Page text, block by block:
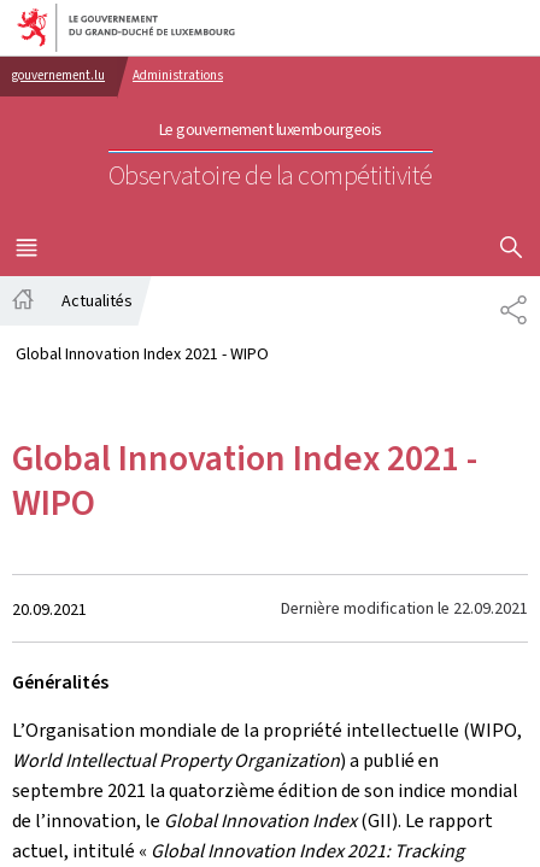
Aller au menu principal
Aller au contenu
gouvernement.lu Administrations
Le gouvernement luxembourgeois
Observatoire de la compétitivité
MENU
PRINCIPAL
Actualités
Global Innovation Index 2021 - WIPO
Global Innovation Index 2021 -
WIPO
Crée
le
20.09.2021 Dernière modification le 22.09.2021
Généralités
L’Organisation mondiale de la propriété intellectuelle (WIPO,
World Intellectual Property Organization) a publié en
septembre 2021 la quatorzième édition de son indice mondial
de l’innovation, le Global Innovation Index(GII). Le rapport
actuel, intitulé « Global Innovation Index 2021: Tracking